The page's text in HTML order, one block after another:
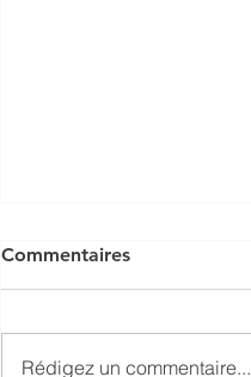
Commentaires
Rédigez un commentaire...